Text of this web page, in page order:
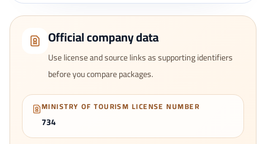
Official company data
Use license and source links as supporting identifiers
before you compare packages.
MINISTRY OF TOURISM LICENSE NUMBER
734